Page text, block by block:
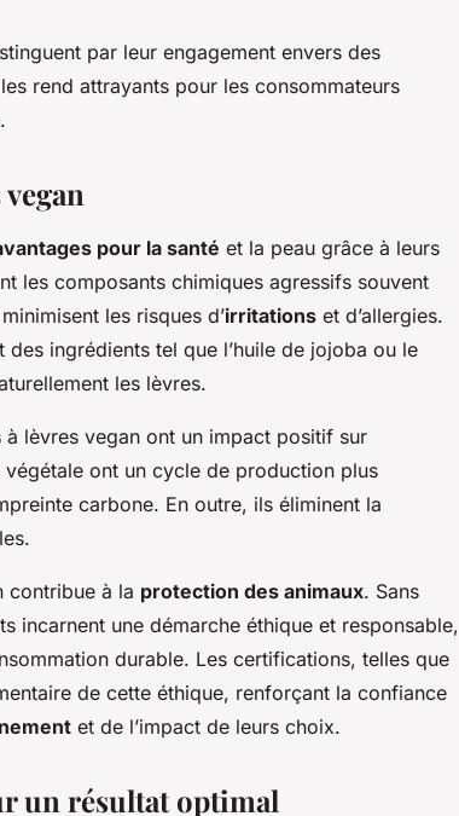
par leur engagement envers des
rend attrayants pour les consommateurs
pour la santé et la peau grâce à leurs
les composants chimiques agressifs souvent
les risques d’irritations et d’allergies.
ingrédients tel que l’huile de jojoba ou le
les lèvres.
lèvres vegan ont un impact positif sur
végétale ont un cycle de production plus
carbone. En outre, ils éliminent la
contribue à la protection des animaux. Sans
incarnent une démarche éthique et responsable,
durable. Les certifications, telles que
de cette éthique, renforçant la confiance
et de l’impact de leurs choix.
un résultat optimal